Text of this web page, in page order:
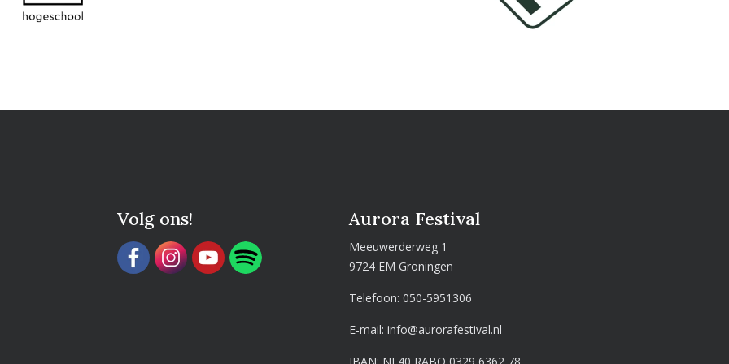
Volg ons! Aurora Festival
Meeuwerderweg 1
9724 EM Groningen
Telefoon:050-5951306
E-mail:info@aurorafestival.nl